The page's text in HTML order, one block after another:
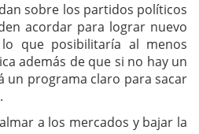
sobre los partidos políticos
acordar para lograr nuevo
que posibilitaría al menos
además de que si no hay un
un programa claro para sacar
a los mercados y bajar la